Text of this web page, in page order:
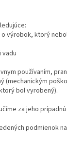
výrobok, ktorý
používaním,
(mechanickým
bol vyrobený).
za jeho
podmienok